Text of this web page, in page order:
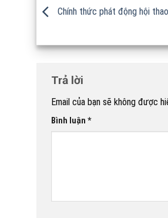
Chính thức phát động hội
Trả lời
Email của bạn sẽ không được
Bình luận *